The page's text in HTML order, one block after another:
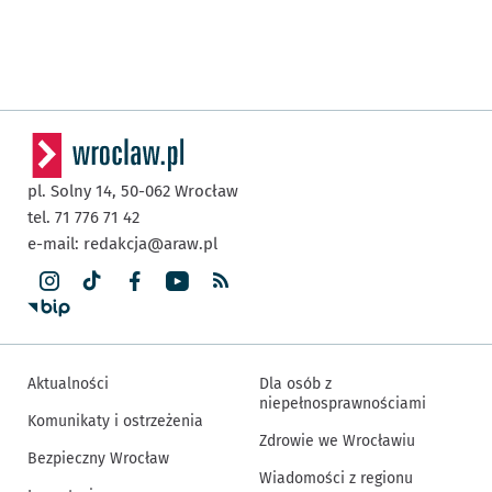
pl. Solny 14, 50-062 Wrocław
tel. 71 776 71 42
e-mail: redakcja@araw.pl
Aktualności
Komunikaty i ostrzeżenia
Bezpieczny Wrocław
Dla osób z
niepełnosprawnościami
Zdrowie we Wrocławiu
Wiadomości z regionu